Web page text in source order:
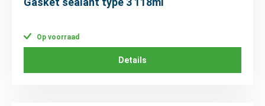
Op voorraad
Details